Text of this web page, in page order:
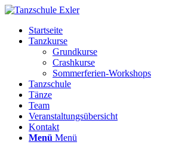
Startseite
Tanzkurse
Grundkurse
Crashkurse
Sommerferien-Workshops
Tanzschule
Tänze
Team
Veranstaltungsübersicht
Kontakt
Menü Menü